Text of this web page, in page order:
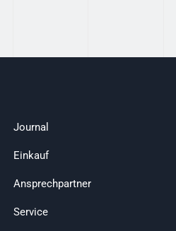
Journal
Einkauf
Ansprechpartner
Service